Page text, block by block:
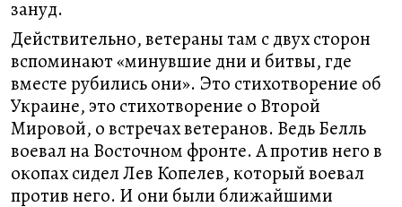
зануд.
Действительно, ветераны там с двух сторон
вспоминают «минувшие дни и битвы, где
вместе рубились они». Это стихотворение об
Украине, это стихотворение о Второй
Мировой, о встречах ветеранов. Ведь Белль
воевал на Восточном фронте. А против него в
окопах сидел Лев Копелев, который воевал
против него. И они были ближайшими